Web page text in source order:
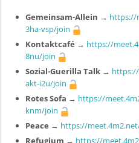
Gemeinsam-Allein → https://
3ha-vsp/join
Kontaktcafé → https://
8nu/join
Sozial-Guerilla Talk →
akt-i2u/join
Rotes Sofa → https://
knm/join
Peace → https://